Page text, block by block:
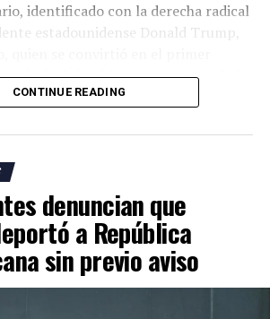
identificado con la derecha radical
estadounidense Donald Trump,
de Colombia y ha cuestionado la
de su sucesor al denunciar un
se realizó en Cali, una
donde operan grupos armados
escalada de violencia que ha
los últimos años. De la
con la tradición de celebrar la
Bogotá y optó por una ceremonia
CONTINUE READING
denuncian que
a República
sin previo aviso